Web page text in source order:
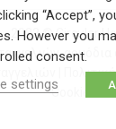
2022 © Circular
αρμόδια
Cookies
“Accept”,
However you
consent.
settings